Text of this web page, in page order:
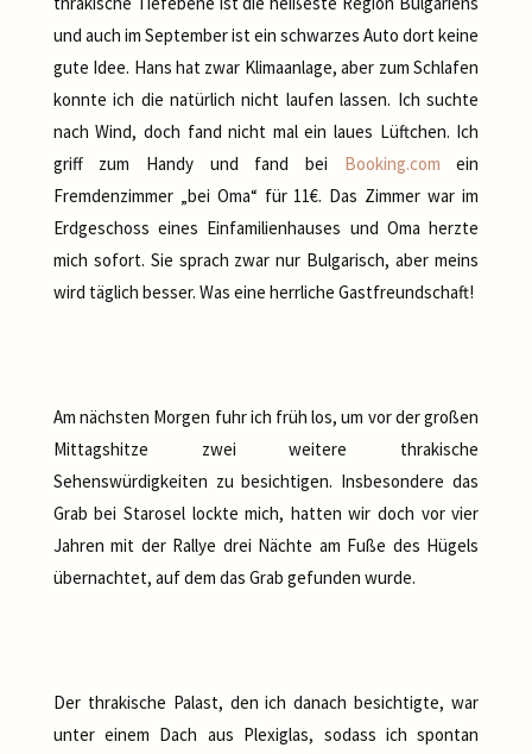
und auch im September ist ein schwarzes Auto dort keine
gute Idee. Hans hat zwar Klimaanlage, aber zum Schlafen
konnte ich die natürlich nicht laufen lassen. Ich suchte
nach Wind, doch fand nicht mal ein laues Lüftchen. Ich
griff zum Handy und fand bei Booking.com ein
Fremdenzimmer „bei Oma“ für 11€. Das Zimmer war im
Erdgeschoss eines Einfamilienhauses und Oma herzte
mich sofort. Sie sprach zwar nur Bulgarisch, aber meins
wird täglich besser. Was eine herrliche Gastfreundschaft!
Am nächsten Morgen fuhr ich früh los, um vor der großen
Mittagshitze zwei weitere thrakische
Sehenswürdigkeiten zu besichtigen. Insbesondere das
Grab bei Starosel lockte mich, hatten wir doch vor vier
Jahren mit der Rallye drei Nächte am Fuße des Hügels
übernachtet, auf dem das Grab gefunden wurde.
Der thrakische Palast, den ich danach besichtigte, war
unter einem Dach aus Plexiglas, sodass ich spontan